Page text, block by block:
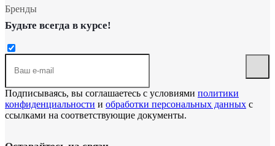
Бренды
Будьте всегда в курсе!
Подписываясь, вы соглашаетесь с условиями политики
конфиденциальности и обработки персональных данных с
ссылками на соответствующие документы.